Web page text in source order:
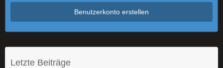
Benutzerkonto erstellen
Letzte Beiträge